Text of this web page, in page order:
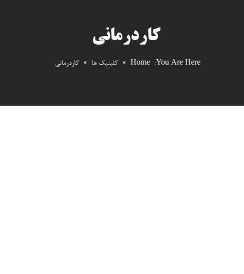
السلام)
کاردرمانی
You Are Here:
Home
» کلینیک ها » کاردرمانی